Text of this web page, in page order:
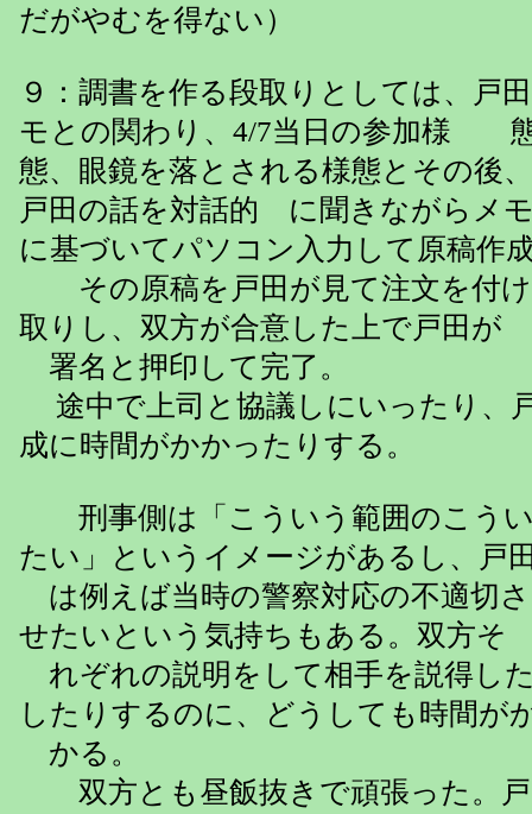
だがやむを得ない）
９：調書を作る段取りとしては、戸
モとの関わり、4/7当日の参加様
態、眼鏡を落とされる様態とその後
戸田の話を対話的 に聞きながらメ
に基づいてパソコン入力して原稿作
その原稿を戸田が見て注文を付け
取りし、双方が合意した上で戸田が
署名と押印して完了。
途中で上司と協議しにいったり、
成に時間がかかったりする。
刑事側は「こういう範囲のこうい
たい」というイメージがあるし、戸
は例えば当時の警察対応の不適切
せたいという気持ちもある。双方そ
れぞれの説明をして相手を説得し
したりするのに、どうしても時間が
かる。
双方とも昼飯抜きで頑張った。戸